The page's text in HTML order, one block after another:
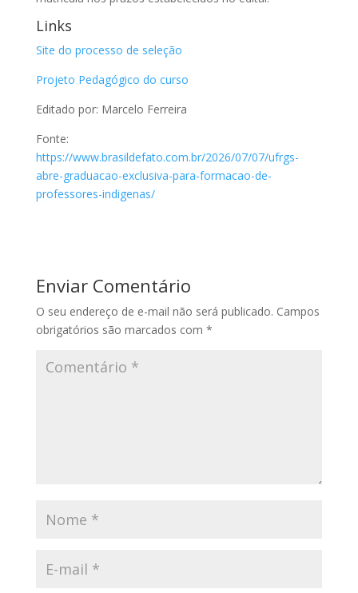
Links
Site do processo de seleção
Projeto Pedagógico do curso
Editado por: Marcelo Ferreira
Fonte:
https://www.brasildefato.com.br/2026/07/07/ufrgs-
abre-graduacao-exclusiva-para-formacao-de-
professores-indigenas/
Enviar Comentário
O seu endereço de e-mail não será publicado. Campos
obrigatórios são marcados com *